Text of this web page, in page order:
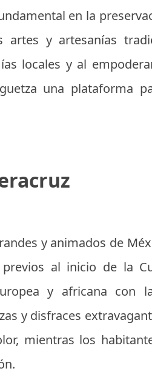
en la
y artesanías
locales y al
una plataforma
y animados de
al inicio de la
y africana con
y disfraces
mientras los